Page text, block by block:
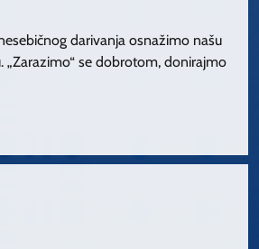
darivanja osnažimo našu
„Zarazimo“ se dobrotom, donirajmo